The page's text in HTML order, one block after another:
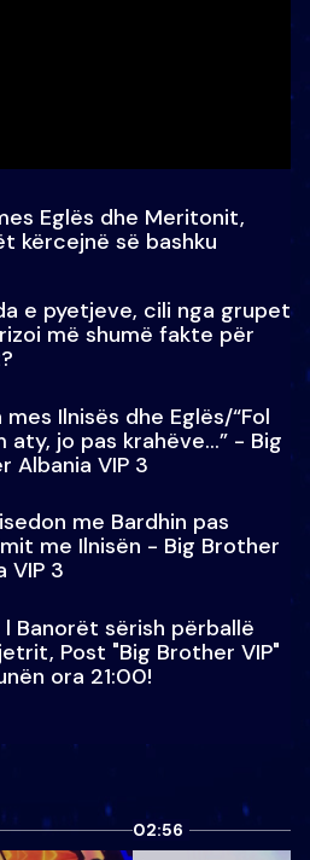
Eglës dhe Meritonit,
kërcejnë së bashku
e pyetjeve, cili nga grupet
më shumë fakte për
Ilnisës dhe Eglës/“Fol
aty, jo pas krahëve…” - Big
Albania VIP 3
me Bardhin pas
me Ilnisën - Big Brother
VIP 3
l Banorët sërish përballë
Post "Big Brother VIP"
ora 21:00!
02:56